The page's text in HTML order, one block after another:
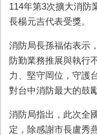
114年第3次擴大消防
長楊元吉代表受獎。
消防局長孫福佑表示
防勤業務推展與執行
力、堅守岡位，守護
對台中消防最大的鼓勵
消防局指出，此次全
定，除感謝市長盧秀